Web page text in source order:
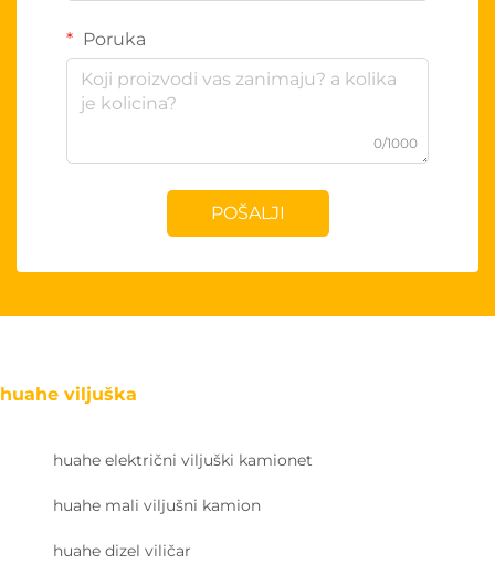
Poruka
0/1000
POŠALJI
huahe viljuška
huahe električni viljuški kamionet
huahe mali viljušni kamion
huahe dizel viličar